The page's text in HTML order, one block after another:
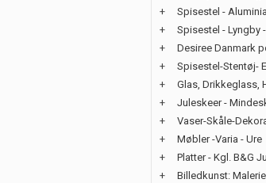
+
Spisestel -
+
Spisestel - Lyngby
+
Desiree Danmark
+
Spisestel-Stentøj-
+
Glas, Drikkeglass,
+
Juleskeer -
+
Vaser-Skåle-
+
Møbler -Varia - Ure
+
Platter - Kgl. B&G
+
Billedkunst: